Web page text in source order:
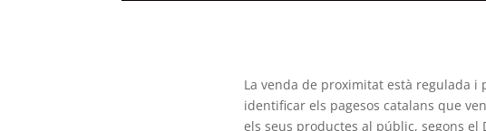
La venda de proximitat està regulada i
identificar els pagesos catalans que
els seus productes al públic, segons el